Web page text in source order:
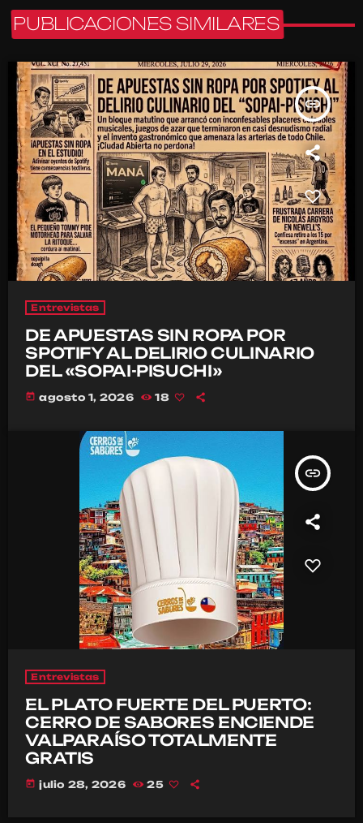
PUBLICACIONES SIMILARES
insert_link
Entrevistas
DE APUESTAS SIN ROPA POR
SPOTIFY AL DELIRIO CULINARIO
DEL «SOPAI-PISUCHI»
today agosto 1, 2026 18
insert_link
Entrevistas
EL PLATO FUERTE DEL PUERTO:
CERRO DE SABORES ENCIENDE
VALPARAÍSO TOTALMENTE
GRATIS
today julio 28, 2026 25